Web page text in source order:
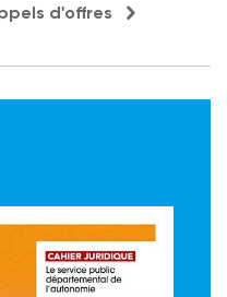
d'offres